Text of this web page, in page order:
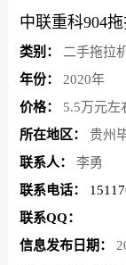
中联重科904
类别：
二手拖拉
年份：
2020年
价格：
5.5万元左
所在地区：
贵州
联系人：
李勇
联系电话：
联系QQ：
信息发布日期：